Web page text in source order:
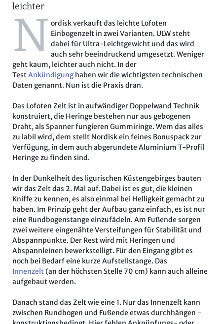
leichter
N ordisk verkauft das leichte Lofoten
Einbogenzelt in zwei Varianten. ULW steht
dabei für Ultra-Leichtgewicht und das wird
auch sehr beeindruckend umgesetzt. Weniger
geht kaum, leichter auch nicht. In der
TestAnkündigunghaben wir die wichtigsten technischen
Daten genannt. Nun ist die Praxis dran.
Das Lofoten Zelt ist in aufwändiger Doppelwand Technik
konstruiert, die Heringe bestehen nur aus gebogenen
Draht, als Spanner fungieren Gummiringe. Wem das alles
zu labil wird, dem stellt Nordisk ein feines Bonuspack zur
Verfügung, in dem auch abgerundete Aluminium T-Profil
Heringe zu finden sind.
In der Dunkelheit des ligurischen Küstengebirges bauten
wir das Zelt das 2. Mal auf. Dabei ist es gut, die kleinen
Kniffe zu kennen, es also einmal bei Helligkeit gemacht zu
haben. Im Prinzip geht der Aufbau ganz einfach, es ist nur
eine Rundbogenstange einzufädeln. Am Fußende sorgen
zwei weitere eingenähte Versteifungen für Stabilität und
Abspannpunkte. Der Rest wird mit Heringen und
Abspannleinen bewerkstelligt. Für den Eingang gibt es
noch bei Bedarf eine kurze Aufstellstange. Das
Innenzelt(an der höchsten Stelle 70 cm) kann auch alleine
aufgebaut werden.
Danach stand das Zelt wie eine 1. Nur das Innenzelt kann
zwischen Rundbogen und Fußende etwas durchhängen -